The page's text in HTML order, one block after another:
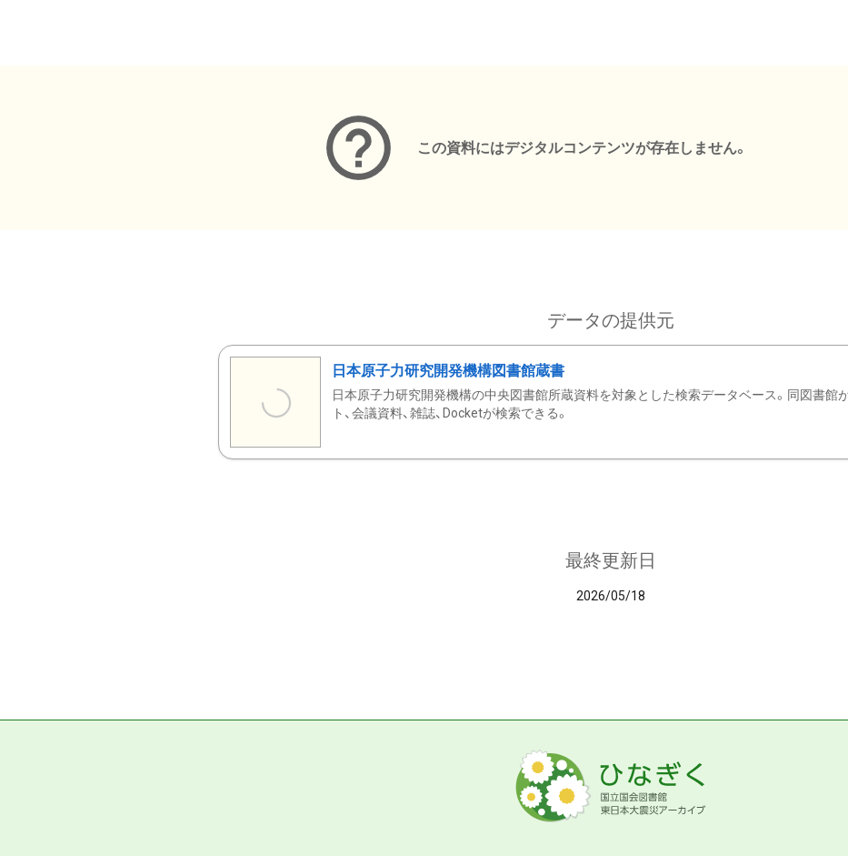
この資料にはデジタルコンテンツが存在しません。
データの提供元
日本原子力研究開発機構図書館蔵書
日本原子力研究開発機構の中央図書館所蔵資料を対象とした検索データベース。同図書館
ト、会議資料、雑誌、Docketが検索できる。
最終更新日
2026/05/18